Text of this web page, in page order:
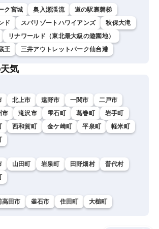
ク宮城 奥入瀬渓流
道の駅裏磐梯
ド
スパリゾートハワイアンズ
秋保大滝
リナワールド（東北最大級の遊園地）
王
三井アウトレットパーク仙台港
気
北上市 遠野市 一関市
二戸市
市 滝沢市 雫石町 葛巻町
岩手町
西和賀町 金ケ崎町 平泉町
軽米町
山田町 岩泉町 田野畑村
普代村
高田市 釜石市 住田町 大槌町